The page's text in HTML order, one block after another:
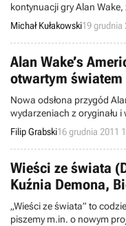
kontynuacji gry Alan
znajdzie się również
bohater będzie musiał
go kolejne fale
Michał Kułakowski19 grudnia
Alan Wake’s
otwartym światem
Nowa odsłona przygód
wydarzeniach z oryginału
zapowiadany już na
Filip Grabski16 grudnia 2011
Wieści ze świata
Kuźnia Demona,
„Wieści ze świata” to
piszemy m.in. o nowym